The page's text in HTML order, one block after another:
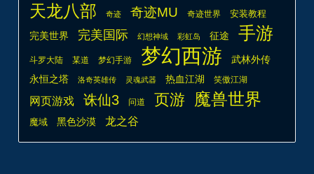
天龙八部 奇迹 奇迹MU 奇迹世界 安装教程
完美世界 完美国际 幻想神域 彩虹岛 征途 手游
斗罗大陆 某道 梦幻手游 梦幻西游
武林外传
永恒之塔
洛奇英雄传 灵魂武器 热血江湖 笑傲江湖
网页游戏 诛仙3 问道 页游 魔兽世界
魔域 黑色沙漠 龙之谷